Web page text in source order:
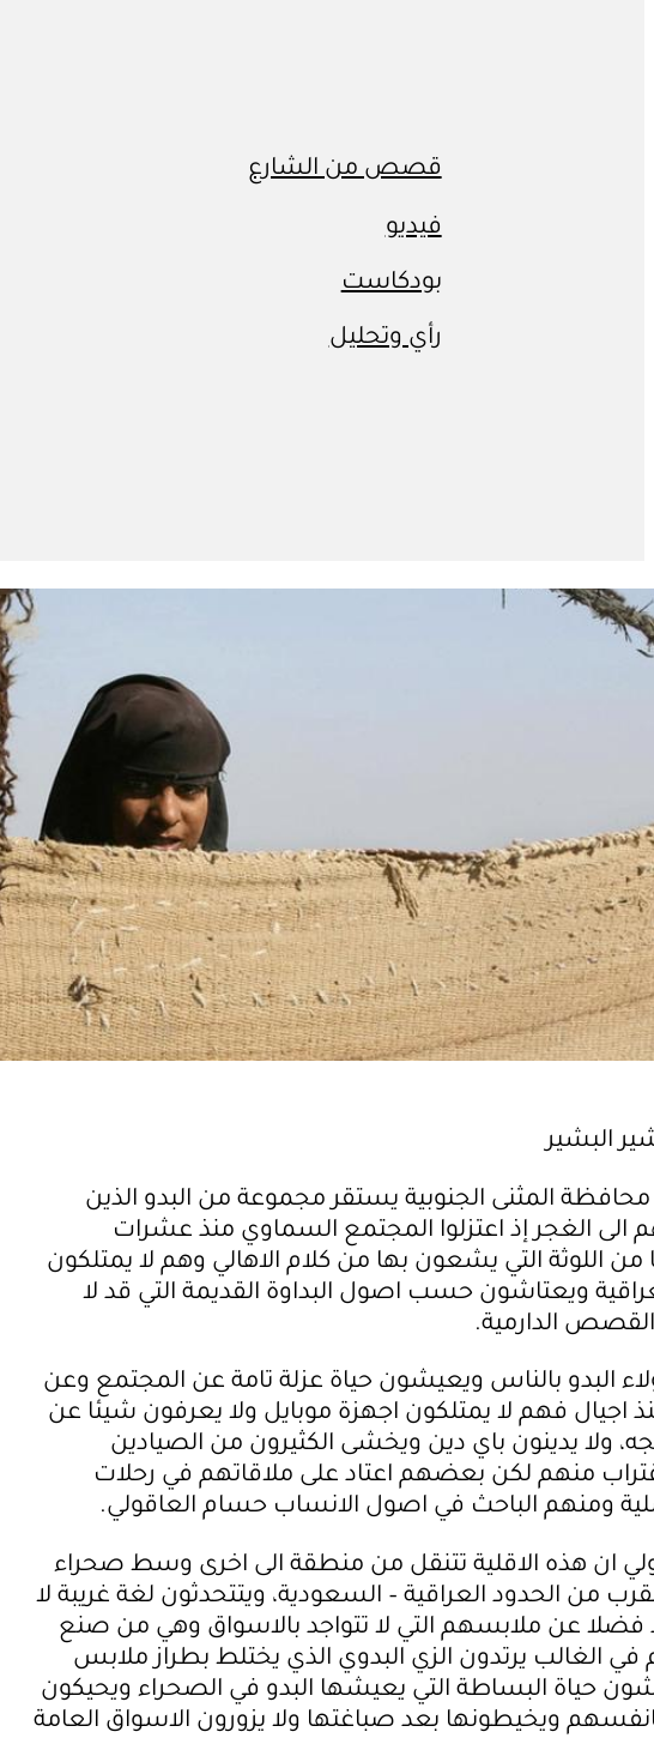
قصص من الشارع
فيديو
بودكاست
رأي وتحليل
البشير
المثنى الجنوبية يستقر مجموعة من البدو الذين
الى الغجر إذ اعتزلوا المجتمع السماوي منذ عشرات
من اللوثة التي يشعون بها من كلام الاهالي وهم لا يمتلكون
ويعتاشون حسب اصول البداوة القديمة التي قد لا
القصص الدارمية.
البدو بالناس ويعيشون حياة عزلة تامة عن المجتمع وعن
اجيال فهم لا يمتلكون اجهزة موبايل ولا يعرفون شيئا عن
ولا يدينون باي دين ويخشى الكثيرون من الصيادين
منهم لكن بعضهم اعتاد على ملاقاتهم في رحلات
ومنهم الباحث في اصول الانساب حسام العاقولي.
ان هذه الاقلية تتنقل من منطقة الى اخرى وسط صحراء
من الحدود العراقية – السعودية، ويتتحدثون لغة غريبة لا
فضلا عن ملابسهم التي لا تتواجد بالاسواق وهي من صنع
في الغالب يرتدون الزي البدوي الذي يختلط بطراز ملابس
حياة البساطة التي يعيشها البدو في الصحراء ويحيكون
ويخيطونها بعد صباغتها ولا يزورون الاسواق العامة